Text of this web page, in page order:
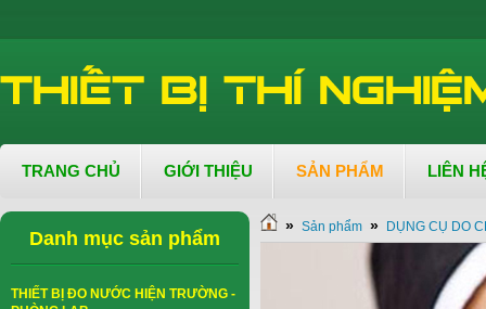
TRANG CHỦ GIỚI THIỆU SẢN PHẨM LIÊN
Danh mục sản phẩm
THIẾT BỊ ĐO NƯỚC HIỆN TRƯỜNG -
» Sản phẩm » DỤNG CỤ DO